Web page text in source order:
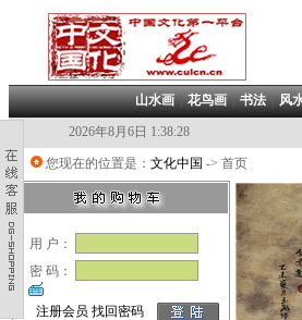
山水画|花鸟画|书法|风
2026年8月6日 1:38:29
您现在的位置是： 文化中国 -> 首页
用 户：
密 码：
注册会员 找回密码